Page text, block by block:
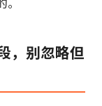
，别忽略但